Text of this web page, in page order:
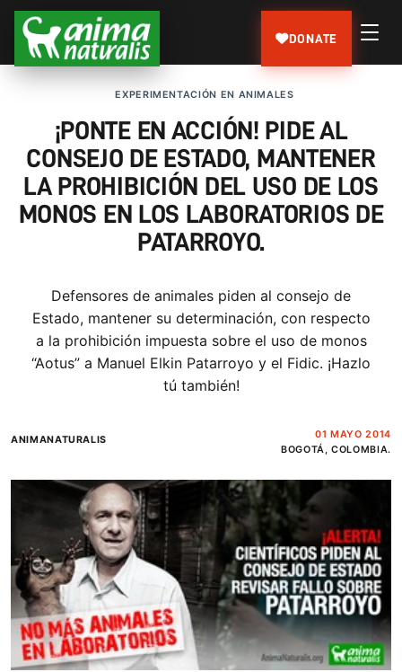
DONATE
EXPERIMENTACIÓN EN ANIMALES
¡PONTE EN ACCIÓN! PIDE AL
CONSEJO DE ESTADO, MANTENER
LA PROHIBICIÓN DEL USO DE LOS
MONOS EN LOS LABORATORIOS DE
PATARROYO.
Defensores de animales piden al consejo de
Estado, mantener su determinación, con respecto
a la prohibición impuesta sobre el uso de monos
“Aotus” a Manuel Elkin Patarroyo y el Fidic. ¡Hazlo
tú también!
ANIMANATURALIS
01 MAYO 2014
BOGOTÁ, COLOMBIA.